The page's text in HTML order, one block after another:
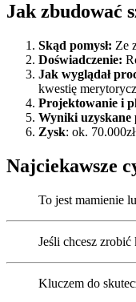
Jak zbudować
Skąd pomysł: Ze
Doświadczenie:
Jak wyglądał
kwestię
Projektowanie i
Wyniki uzyskane
Zysk: ok. 70.000zł
Najciekawsze
To jest mamienie
Jeśli chcesz
Kluczem do